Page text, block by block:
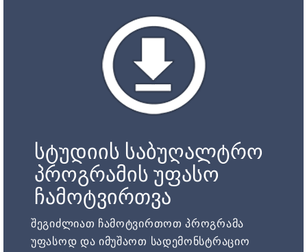
სტუდიის საბუღალტრო
პროგრამის უფასო
ჩამოტვირთვა
შეგიძლიათ ჩამოტვირთოთ პროგრამა
უფასოდ და იმუშაოთ სადემონსტრაციო